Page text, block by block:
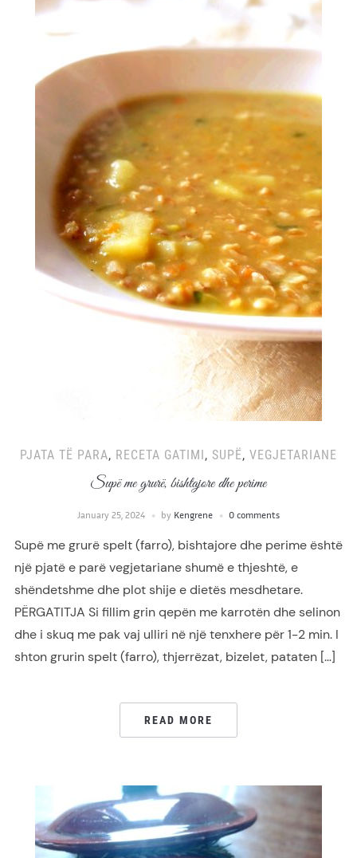
PJATA TË PARA, RECETA GATIMI, SUPË, VEGJETARIANE
Supë me grurë, bishtajore dhe perime
January 25, 2024 by Kengrene 0 comments
Supë me grurë spelt (farro), bishtajore dhe perime është
një pjatë e parë vegjetariane shumë e thjeshtë, e
shëndetshme dhe plot shije e dietës mesdhetare.
PËRGATITJA Si fillim grin qepën me karrotën dhe selinon
dhe i skuq me pak vaj ulliri në një tenxhere për 1-2 min. I
shton grurin spelt (farro), thjerrëzat, bizelet, pataten […]
READ MORE